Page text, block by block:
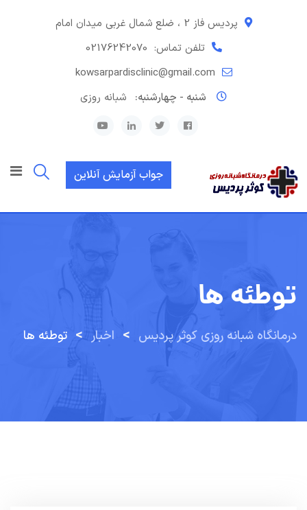
پردیس فاز 2 ، ضلع شمال غربی میدان امام
تلفن تماس: 02176242070
kowsarpardisclinic@gmail.com
شنبه - چهارشنبه:
شبانه روزی
جواب آزمایش آنلاین
توطئه ها
درمانگاه شبانه روزی کوثر پردیس > اخبار > توطئه ها